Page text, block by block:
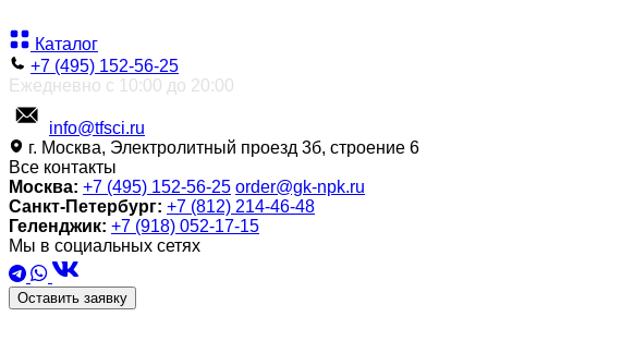
Каталог
+7 (495) 152-56-25
Ежедневно с 10:00 до 20:00
info@tfsci.ru
г. Москва, Электролитный проезд 3б, строение 6
Все контакты
Москва: +7 (495) 152-56-25 order@gk-npk.ru
Санкт-Петербург: +7 (812) 214-46-48
Геленджик: +7 (918) 052-17-15
Мы в социальных сетях
Оставить заявку